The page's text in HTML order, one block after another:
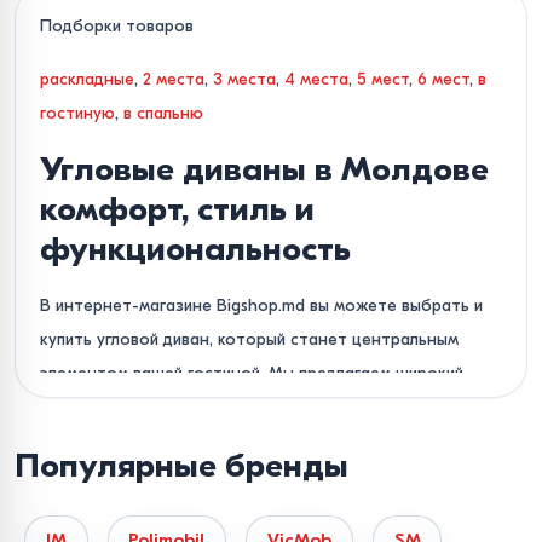
Подборки товаров
раскладные, 2 места, 3 места, 4 места, 5 мест, 6 мест, в
гостиную, в спальню
Угловые диваны в Молдове
комфорт, стиль и
функциональность
В интернет-магазине Bigshop.md вы можете выбрать и
купить угловой диван, который станет центральным
элементом вашей гостиной. Мы предлагаем широкий
представлены как классические Г-образные, так и
Популярные бренды